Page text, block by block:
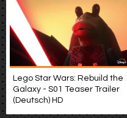
Lego Star Wars: Rebuild the
Galaxy - S01 Teaser Trailer
(Deutsch) HD